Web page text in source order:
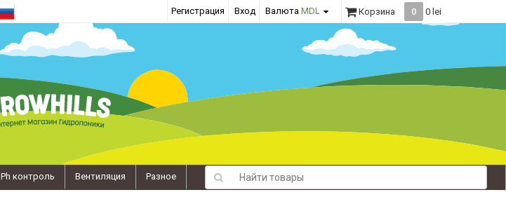
Регистрация Вход Валюта MDL Корзина 0 0 lei
Ph контроль Вентиляция Разное